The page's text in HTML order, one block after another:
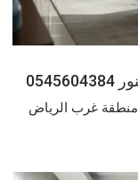
غرب الرياض